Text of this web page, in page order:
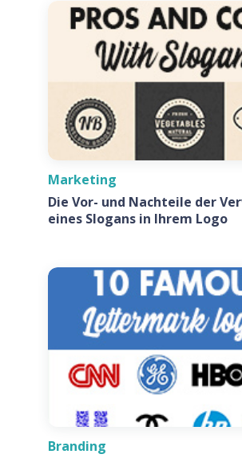
Marketing
Die Vor- und Nachteile der
eines Slogans in Ihrem Logo
Branding